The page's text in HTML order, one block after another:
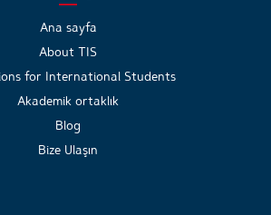
Ana sayfa
About TIS
for International Students
Akademik ortaklık
Blog
Bize Ulaşın